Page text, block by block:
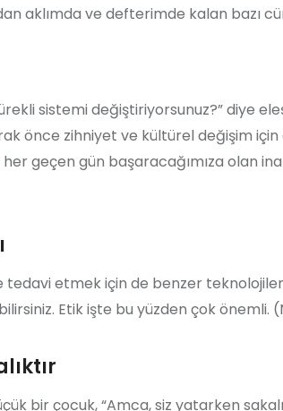
aklımda ve defterimde kalan bazı
sistemi değiştiriyorsunuz?” diye
önce zihniyet ve kültürel değişim için
geçen gün başaracağımıza olan
tedavi etmek için de benzer
Etik işte bu yüzden çok önemli.
bir çocuk, “Amca, siz yatarken